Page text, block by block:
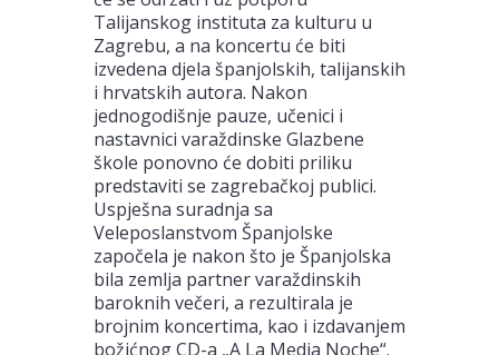
Talijanskog instituta za kulturu u
Zagrebu, a na koncertu će biti
izvedena djela španjolskih, talijanskih
i hrvatskih autora. Nakon
jednogodišnje pauze, učenici i
nastavnici varaždinske Glazbene
škole ponovno će dobiti priliku
predstaviti se zagrebačkoj publici.
Uspješna suradnja sa
Veleposlanstvom Španjolske
započela je nakon što je Španjolska
bila zemlja partner varaždinskih
baroknih večeri, a rezultirala je
brojnim koncertima, kao i izdavanjem
božićnog CD-a „A La Media Noche“.